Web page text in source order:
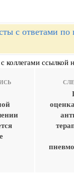
с ответами по
коллегами ссылкой